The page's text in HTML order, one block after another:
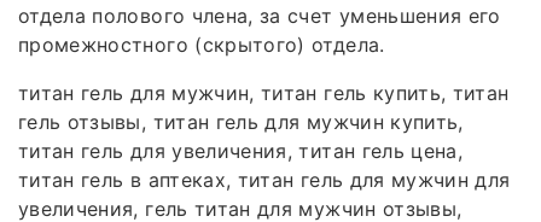
отдела полового члена, за счет уменьшения его
промежностного (скрытого) отдела.
титан гель для мужчин, титан гель купить, титан
гель отзывы, титан гель для мужчин купить,
титан гель для увеличения, титан гель цена,
титан гель в аптеках, титан гель для мужчин для
увеличения, гель титан для мужчин отзывы,